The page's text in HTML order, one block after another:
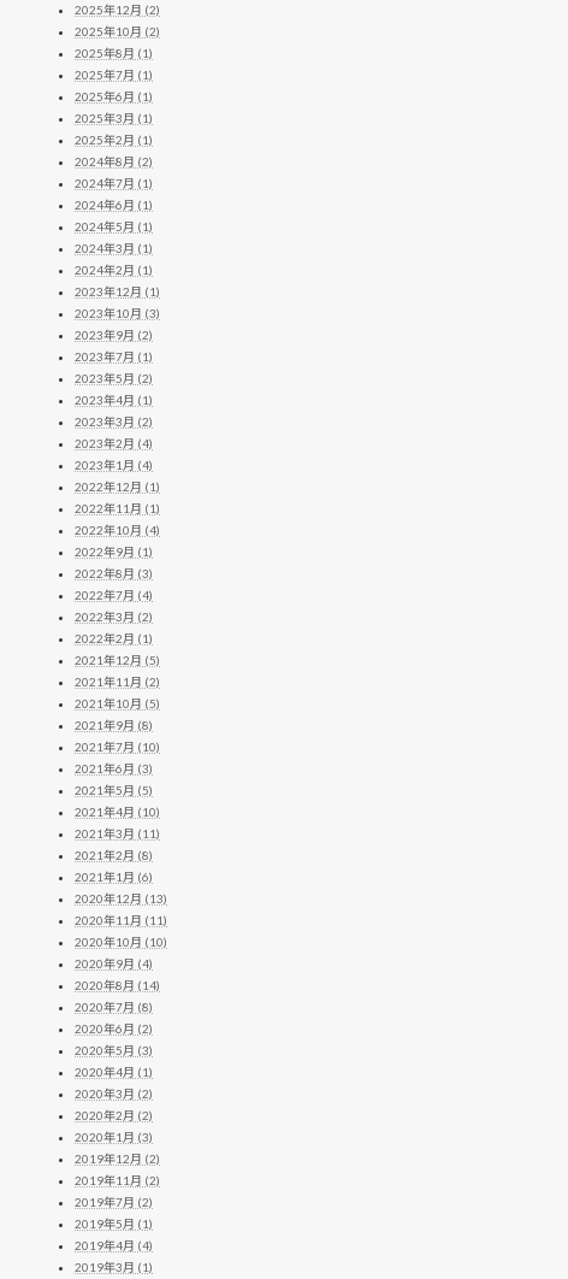
2025年12月 (2)
2025年10月 (2)
2025年8月 (1)
2025年7月 (1)
2025年6月 (1)
2025年3月 (1)
2025年2月 (1)
2024年8月 (2)
2024年7月 (1)
2024年6月 (1)
2024年5月 (1)
2024年3月 (1)
2024年2月 (1)
2023年12月 (1)
2023年10月 (3)
2023年9月 (2)
2023年7月 (1)
2023年5月 (2)
2023年4月 (1)
2023年3月 (2)
2023年2月 (4)
2023年1月 (4)
2022年12月 (1)
2022年11月 (1)
2022年10月 (4)
2022年9月 (1)
2022年8月 (3)
2022年7月 (4)
2022年3月 (2)
2022年2月 (1)
2021年12月 (5)
2021年11月 (2)
2021年10月 (5)
2021年9月 (8)
2021年7月 (10)
2021年6月 (3)
2021年5月 (5)
2021年4月 (10)
2021年3月 (11)
2021年2月 (8)
2021年1月 (6)
2020年12月 (13)
2020年11月 (11)
2020年10月 (10)
2020年9月 (4)
2020年8月 (14)
2020年7月 (8)
2020年6月 (2)
2020年5月 (3)
2020年4月 (1)
2020年3月 (2)
2020年2月 (2)
2020年1月 (3)
2019年12月 (2)
2019年11月 (2)
2019年7月 (2)
2019年5月 (1)
2019年4月 (4)
2019年3月 (1)